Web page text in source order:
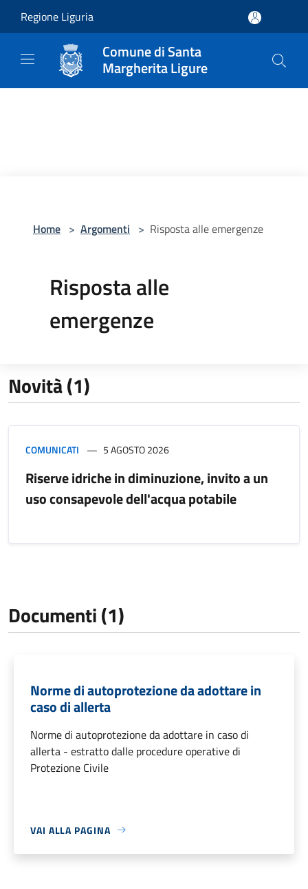
Regione Liguria
Comune di Santa
Margherita Ligure
Home > Argomenti > Risposta alle emergenze
Risposta alle
emergenze
Novità (1)
COMUNICATI 5 AGOSTO 2026
Riserve idriche in diminuzione, invito a un
uso consapevole dell'acqua potabile
Documenti (1)
Norme di autoprotezione da adottare in
caso di allerta
Norme di autoprotezione da adottare in caso di
allerta - estratto dalle procedure operative di
Protezione Civile
VAI ALLA PAGINA